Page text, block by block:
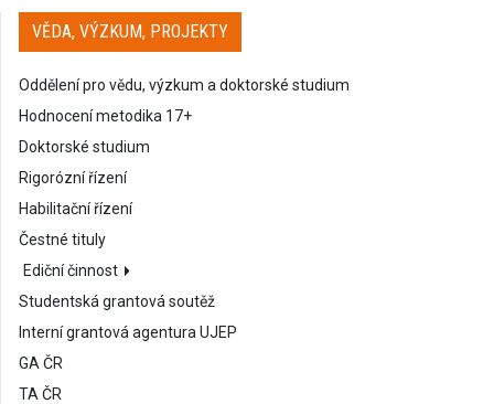
VĚDA, VÝZKUM, PROJEKTY
Oddělení pro vědu, výzkum a doktorské studium
Hodnocení metodika 17+
Doktorské studium
Rigorózní řízení
Habilitační řízení
Čestné tituly
Ediční činnost
Studentská grantová soutěž
Interní grantová agentura UJEP
GA ČR
TA ČR